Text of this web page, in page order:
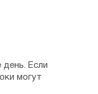
Если
могут